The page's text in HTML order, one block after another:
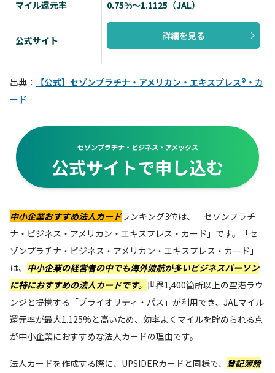
マイル還元率
0.75%〜1.1125（JAL）
公式サイト 詳細を見る
出典：
【公式】セゾンプラチナ・アメリカン・エキスプレス®・カ
ード
セゾンプラチナ・ビジネス・アメックス
公式サイトで申し込む
中小企業おすすめ法人カードランキング3位は、「セゾンプラチ
ナ・ビジネス・アメリカン・エキスプレス・カード」です。「セ
ゾンプラチナ・ビジネス・アメリカン・エキスプレス・カード」
は、 中小企業の経営者の中でも海外渡航が多いビジネスパーソン
に特におすすめの法人カードです。 世界1,400箇所以上の空港ラウ
ンジと提携する「プライオリティ・パス」が利用でき、JALマイル
還元率が最大1.125%と高いため、効率よくマイルを貯められる点
が中小企業におすすめな法人カードの理由です。
法人カードを作成する際に、UPSIDERカードと同様で、 登記簿謄